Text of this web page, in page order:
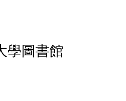
學圖書館